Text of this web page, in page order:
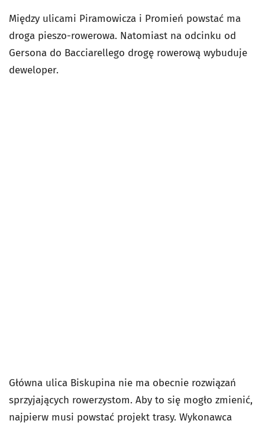
Między ulicami Piramowicza i Promień powstać ma
droga pieszo-rowerowa. Natomiast na odcinku od
Gersona do Bacciarellego drogę rowerową wybuduje
deweloper.
Główna ulica Biskupina nie ma obecnie rozwiązań
sprzyjających rowerzystom. Aby to się mogło zmienić,
najpierw musi powstać projekt trasy. Wykonawca